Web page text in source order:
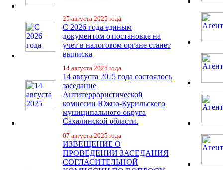
25 августа 2025 года
С 2026 года единым
документом о постановке на
учет в налоговом органе станет
выписка
14 августа 2025 года
14 августа 2025 года состоялось
заседание
Антитеррористической
комиссии Южно-Курильского
муниципального округа
Сахалинской области.
07 августа 2025 года
ИЗВЕЩЕНИЕ О
ПРОВЕДЕНИИ ЗАСЕДАНИЯ
СОГЛАСИТЕЛЬНОЙ